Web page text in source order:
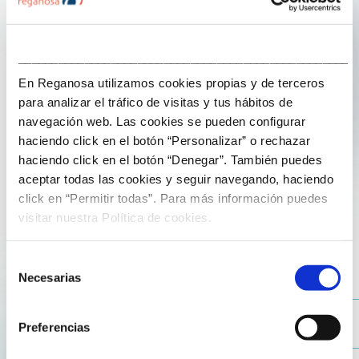
En Reganosa utilizamos cookies propias y de terceros
para analizar el tráfico de visitas y tus hábitos de
navegación web. Las cookies se pueden configurar
haciendo click en el botón “Personalizar” o rechazar
haciendo click en el botón “Denegar”. También puedes
aceptar todas las cookies y seguir navegando, haciendo
click en “Permitir todas”. Para más información puedes
visitar nuestra Política de cookies.
Necesarias
Preferencias
10 de February de 2026
The new gas remuneration framework, a
decision shaping the future of our energy
security
before one of the most relevant decisions of recent
framework for gas system activities for the 2027-2032